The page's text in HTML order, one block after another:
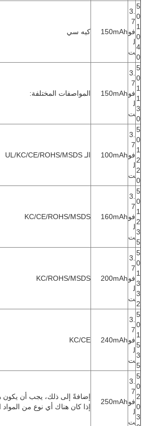
5
0
1
0
4
0
3.
7
فو
ل
ت
150mAh كيه سي
5
0
1
1
3
0
3.
7
فو
ل
ت
150mAh المواصفات المختلفة:
5
0
1
2
2
0
3.
7
فو
ل
ت
100mAh الـ UL/KC/CE/ROHS/MSDS
5
0
1
2
3
5
3.
7
فو
ل
ت
160mAh
KC/CE/ROHS/MSDS
5
0
1
3
3
2
3.
7
فو
ل
ت
200mAh
KC/ROHS/MSDS
5
0
1
5
3
5
3.
7
فو
ل
ت
240mAh
KC/CE
5
0
2
0
3
3.
7
فو
ل
ت
250mAh
إضافةً إلى ذلك، يجب أن يكون
إذا كان هناك أي نوع من المواد